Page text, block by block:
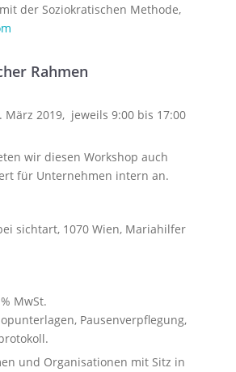
der Soziokratischen Methode,
Rahmen
März 2019, jeweils 9:00 bis 17:00
wir diesen Workshop auch
für Unternehmen intern an.
sichtart, 1070 Wien, Mariahilfer
MwSt.
Pausenverpflegung,
und Organisationen mit Sitz in